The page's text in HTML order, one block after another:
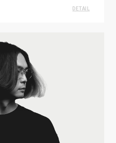
DETAIL